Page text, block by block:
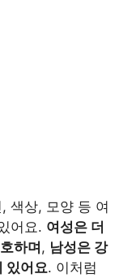
색상, 모양 등 여
어요. 여성은 더
하며, 남성은 강
있어요. 이처럼